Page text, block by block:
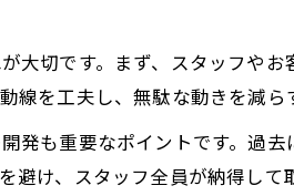
大切です。まず、スタッフや
を工夫し、無駄な動きを減ら
発も重要なポイントです。過
避け、スタッフ全員が納得し